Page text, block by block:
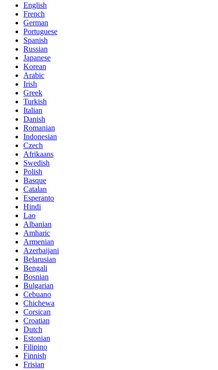
English
French
German
Portuguese
Spanish
Russian
Japanese
Korean
Arabic
Irish
Greek
Turkish
Italian
Danish
Romanian
Indonesian
Czech
Afrikaans
Swedish
Polish
Basque
Catalan
Esperanto
Hindi
Lao
Albanian
Amharic
Armenian
Azerbaijani
Belarusian
Bengali
Bosnian
Bulgarian
Cebuano
Chichewa
Corsican
Croatian
Dutch
Estonian
Filipino
Finnish
Frisian